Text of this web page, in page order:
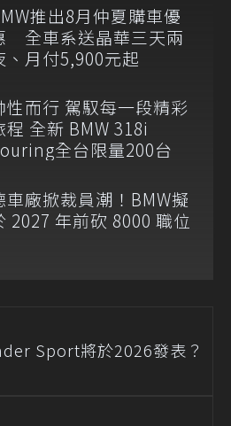
推出8月仲夏購車優
全車系送晶華三天兩
、月付5,900元起
性而行 駕馭每一段精彩
程 全新 BMW 318i
全台限量200台
車廠掀裁員潮！BMW擬
2027 年前砍 8000 職位
Sport將於2026發表？